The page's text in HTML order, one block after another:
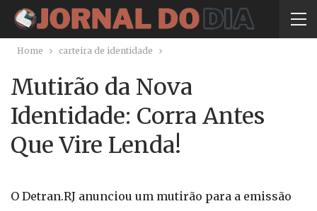
Home carteira de identidade
Mutirão da Nova
Identidade: Corra Antes
Que Vire Lenda!
O Detran.RJ anunciou um mutirão para a emissão